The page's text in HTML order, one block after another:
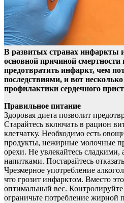
В развитых странах инфаркты
основной причиной смертности
предотвратить инфаркт, чем
последствиями, и вот
профилактики сердечного
Правильное питание
Здоровая диета позволит
Старайтесь включать в рацион
клетчатку. Необходимо есть
продукты, нежирные молочные
орехи. Не увлекайтесь
напитками. Постарайтесь
Чрезмерное употребление
что грозит инфарктом. Вместо
оптимальный вес. Контролируйте
ограничьте потребление жирной